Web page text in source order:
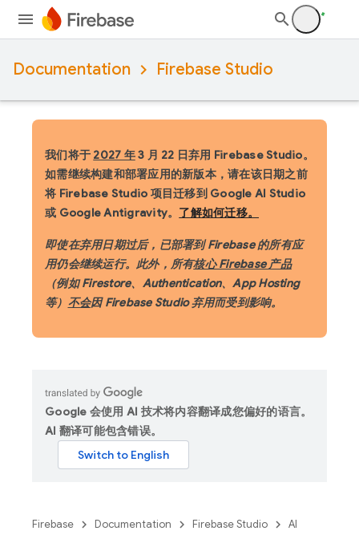
Documentation Firebase Studio
我们将于 2027 年3 月 22 日弃用 Firebase Studio。
如需继续构建和部署应用的新版本，请在该日期之前
将 Firebase Studio 项目迁移到 Google AI Studio
或 Google Antigravity。 了解如何迁移。
即使在弃用日期过后，已部署到 Firebase 的所有应
用仍会继续运行。此外，所有核心 Firebase 产品
（例如 Firestore、Authentication、App Hosting
等） 不会因 Firebase Studio 弃用而受到影响。
Google 会使用 AI 技术将内容翻译成您偏好的语言。
AI 翻译可能包含错误。
Firebase Documentation Firebase Studio AI